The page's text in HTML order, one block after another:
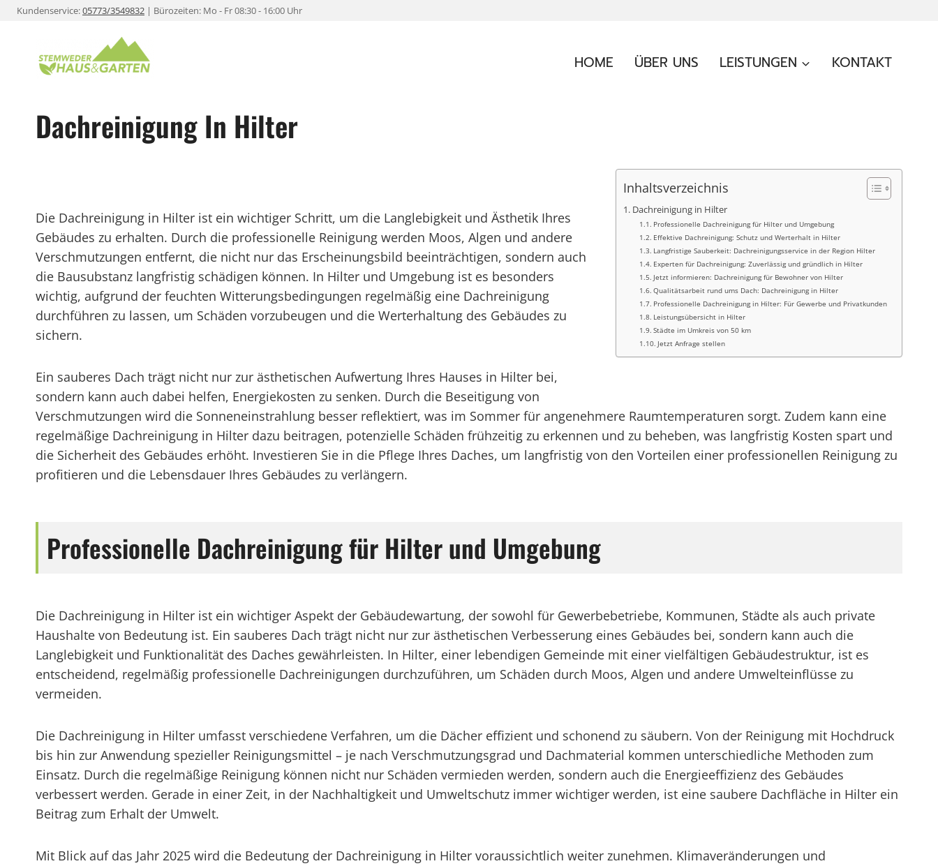
ZumKundenservice:05773/3549832 | Bürozeiten: Mo - Fr 08:30 - 16:00 Uhr
HOME ÜBER UNS LEISTUNGEN KONTAKT
Dachreinigung In Hilter
Inhaltsverzeichnis
Dachreinigung in Hilter
Professionelle Dachreinigung für Hilter und Umgebung
Effektive Dachreinigung: Schutz und Werterhalt in Hilter
Langfristige Sauberkeit: Dachreinigungsservice in der Region Hilter
Experten für Dachreinigung: Zuverlässig und gründlich in Hilter
Jetzt informieren: Dachreinigung für Bewohner von Hilter
Qualitätsarbeit rund ums Dach: Dachreinigung in Hilter
Professionelle Dachreinigung in Hilter: Für Gewerbe und Privatkunden
Leistungsübersicht in Hilter
Städte im Umkreis von 50 km
Jetzt Anfrage stellen
Die Dachreinigung in Hilter ist ein wichtiger Schritt, um die Langlebigkeit und Ästhetik Ihres
Gebäudes zu erhalten. Durch die professionelle Reinigung werden Moos, Algen und andere
Verschmutzungen entfernt, die nicht nur das Erscheinungsbild beeinträchtigen, sondern auch
die Bausubstanz langfristig schädigen können. In Hilter und Umgebung ist es besonders
wichtig, aufgrund der feuchten Witterungsbedingungen regelmäßig eine Dachreinigung
durchführen zu lassen, um Schäden vorzubeugen und die Werterhaltung des Gebäudes zu
sichern.
Ein sauberes Dach trägt nicht nur zur ästhetischen Aufwertung Ihres Hauses in Hilter bei,
sondern kann auch dabei helfen, Energiekosten zu senken. Durch die Beseitigung von
Verschmutzungen wird die Sonneneinstrahlung besser reflektiert, was im Sommer für angenehmere Raumtemperaturen sorgt. Zudem kann eine
regelmäßige Dachreinigung in Hilter dazu beitragen, potenzielle Schäden frühzeitig zu erkennen und zu beheben, was langfristig Kosten spart und
die Sicherheit des Gebäudes erhöht. Investieren Sie in die Pflege Ihres Daches, um langfristig von den Vorteilen einer professionellen Reinigung zu
profitieren und die Lebensdauer Ihres Gebäudes zu verlängern.
Professionelle Dachreinigung für Hilter und Umgebung
Die Dachreinigung in Hilter ist ein wichtiger Aspekt der Gebäudewartung, der sowohl für Gewerbebetriebe, Kommunen, Städte als auch private
Haushalte von Bedeutung ist. Ein sauberes Dach trägt nicht nur zur ästhetischen Verbesserung eines Gebäudes bei, sondern kann auch die
Langlebigkeit und Funktionalität des Daches gewährleisten. In Hilter, einer lebendigen Gemeinde mit einer vielfältigen Gebäudestruktur, ist es
entscheidend, regelmäßig professionelle Dachreinigungen durchzuführen, um Schäden durch Moos, Algen und andere Umwelteinflüsse zu
vermeiden.
Die Dachreinigung in Hilter umfasst verschiedene Verfahren, um die Dächer effizient und schonend zu säubern. Von der Reinigung mit Hochdruck
bis hin zur Anwendung spezieller Reinigungsmittel – je nach Verschmutzungsgrad und Dachmaterial kommen unterschiedliche Methoden zum
Einsatz. Durch die regelmäßige Reinigung können nicht nur Schäden vermieden werden, sondern auch die Energieeffizienz des Gebäudes
verbessert werden. Gerade in einer Zeit, in der Nachhaltigkeit und Umweltschutz immer wichtiger werden, ist eine saubere Dachfläche in Hilter ein
Beitrag zum Erhalt der Umwelt.
Mit Blick auf das Jahr 2025 wird die Bedeutung der Dachreinigung in Hilter voraussichtlich weiter zunehmen. Klimaveränderungen und